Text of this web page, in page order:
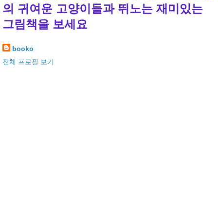
의 귀여운 고양이들과 뛰노는 재미있는
그림책을 보세요
booko
전체 프로필 보기